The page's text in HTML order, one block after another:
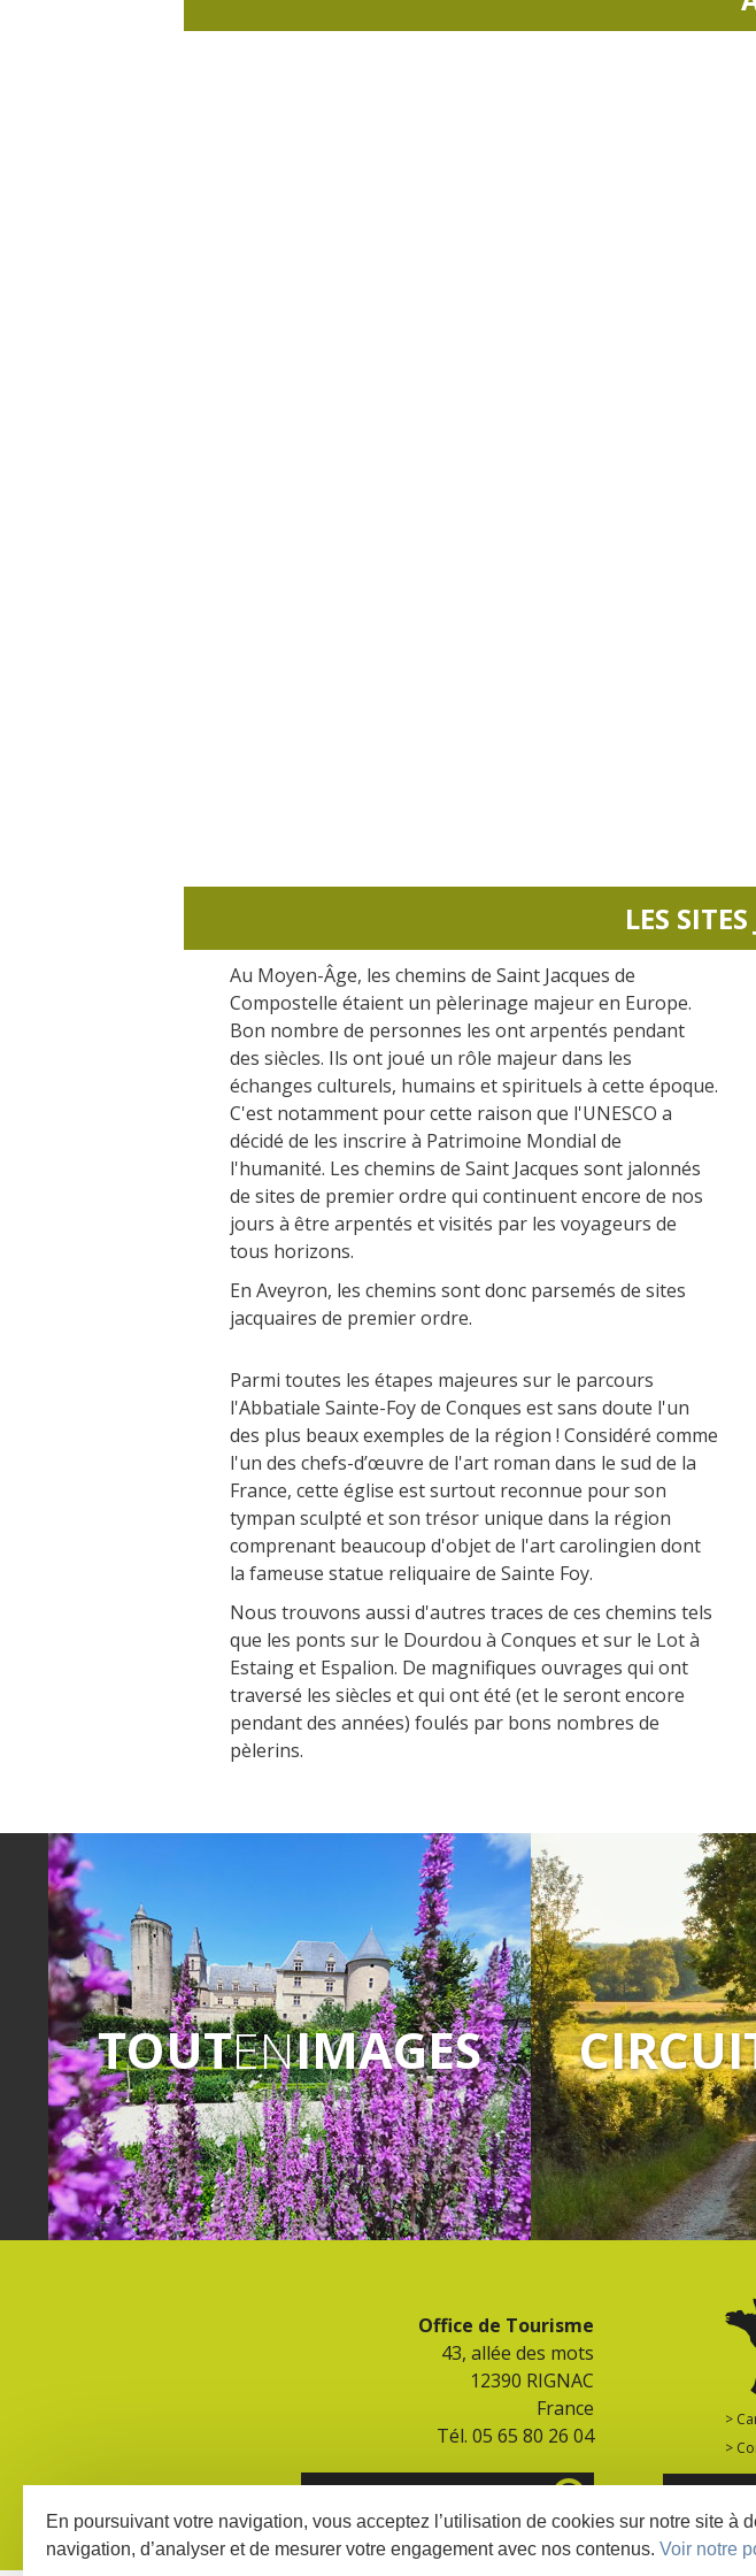
insolites
LES
Au Moyen-Âge, les chemins de Saint Jacques de
Compostelle étaient un pèlerinage majeur en Europe.
Bon nombre de personnes les ont arpentés pendant
des siècles. Ils ont joué un rôle majeur dans les
échanges culturels, humains et spirituels à cette époque.
C'est notamment pour cette raison que l'UNESCO a
décidé de les inscrire à Patrimoine Mondial de
l'humanité. Les chemins de Saint Jacques sont jalonnés
de sites de premier ordre qui continuent encore de nos
jours à être arpentés et visités par les voyageurs de
tous horizons.
En Aveyron, les chemins sont donc parsemés de sites
jacquaires de premier ordre.
Parmi toutes les étapes majeures sur le parcours
l'Abbatiale Sainte-Foy de Conques est sans doute l'un
des plus beaux exemples de la région ! Considéré comme
l'un des chefs-d’œuvre de l'art roman dans le sud de la
France, cette église est surtout reconnue pour son
tympan sculpté et son trésor unique dans la région
comprenant beaucoup d'objet de l'art carolingien dont
la fameuse statue reliquaire de Sainte Foy.
Nous trouvons aussi d'autres traces de ces chemins tels
que les ponts sur le Dourdou à Conques et sur le Lot à
Estaing et Espalion. De magnifiques ouvrages qui ont
traversé les siècles et qui ont été (et le seront encore
pendant des années) foulés par bons nombres de
pèlerins.
TOUTENIMAGES
Office de Tourisme
43, allée des mots
12390 RIGNAC
France
Tél. 05 65 80 26 04
>
>
En poursuivant votre navigation, vous acceptez l’utilisation de cookies sur notre site
navigation, d’analyser et de mesurer votre engagement avec nos contenus. Voir notre